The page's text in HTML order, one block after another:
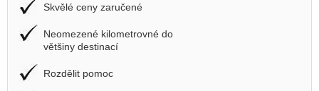
Skvělé ceny zaručené
Neomezené kilometrovné do
většiny destinací
Rozdělit pomoc